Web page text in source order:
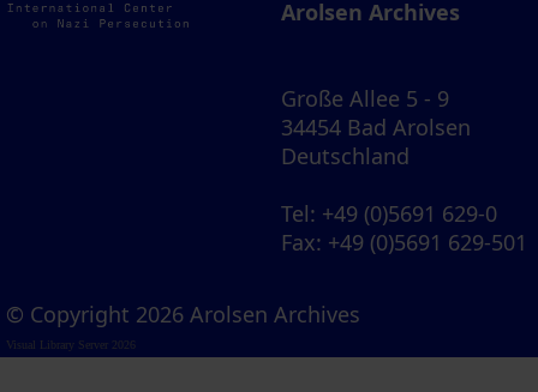
Arolsen Archives
Große Allee 5 - 9
34454 Bad Arolsen
Deutschland
Tel: +49 (0)5691 629-0
Fax: +49 (0)5691 629-501
© Copyright 2026 Arolsen Archives
Visual Library Server 2026